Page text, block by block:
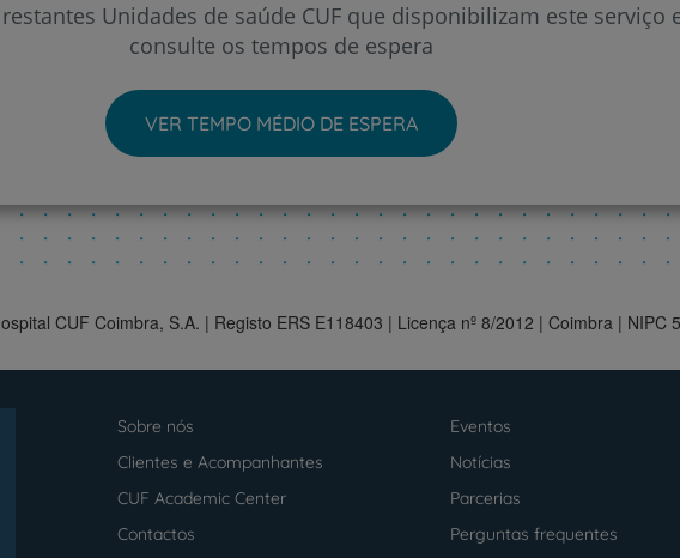
Unidades de saúde CUF que disponibilizam este serviço
consulte os tempos de espera
VER TEMPO MÉDIO DE ESPERA
CUF Coimbra, S.A. | Registo ERS E118403 | Licença nº 8/2012 | Coimbra | NIPC
footer
Sobre nós
Eventos
Clientes e Acompanhantes
Notícias
CUF Academic Center
Parcerias
Contactos
Perguntas frequentes